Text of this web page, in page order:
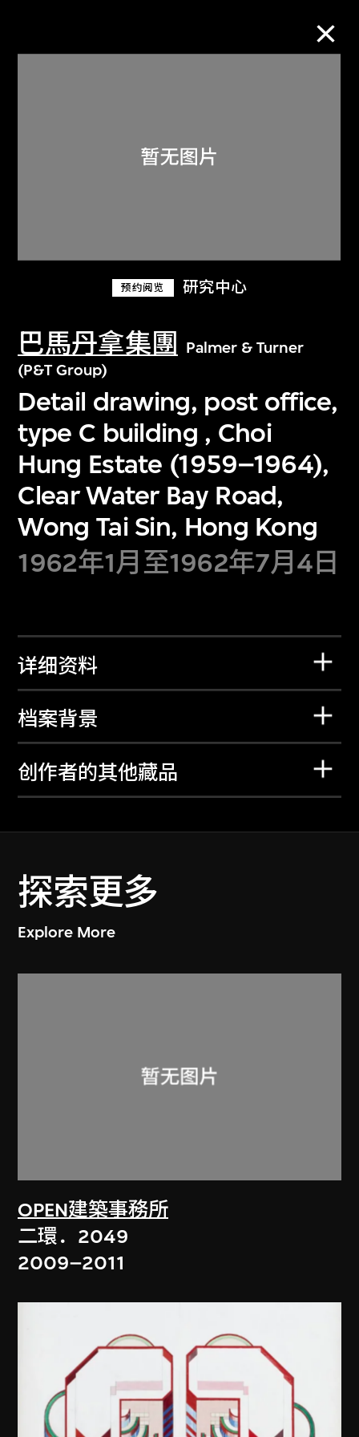
预约阅览 研究中心
巴馬丹拿集團
Palmer & Turner
(P&T Group)
Detail drawing, post office,
type C building , Choi
Hung Estate (1959–1964),
Clear Water Bay Road,
Wong Tai Sin, Hong Kong
1962年1月至1962年7月4日
详细资料
档案背景
创作者的其他藏品
探索更多
Explore More
OPEN建築事務所
二環．2049
2009–2011
关于M+藏品
探索世界顶级的二十及二十一世纪视觉
文化藏品。